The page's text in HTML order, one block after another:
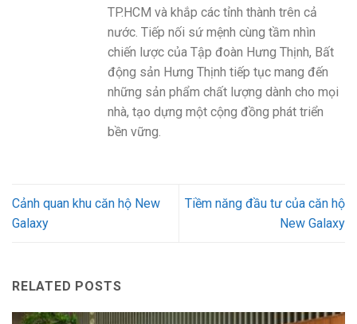
TP.HCM và khắp các tỉnh thành trên cả
nước. Tiếp nối sứ mệnh cùng tầm nhìn
chiến lược của Tập đoàn Hưng Thịnh, Bất
động sản Hưng Thịnh tiếp tục mang đến
những sản phẩm chất lượng dành cho mọi
nhà, tạo dựng một cộng đồng phát triển
bền vững.
Cảnh quan khu căn hộ New
Galaxy
Tiềm năng đầu tư của căn hộ
New Galaxy
RELATED POSTS